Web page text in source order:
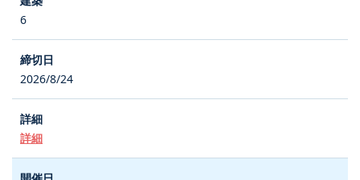
6
2026/8/24
詳細